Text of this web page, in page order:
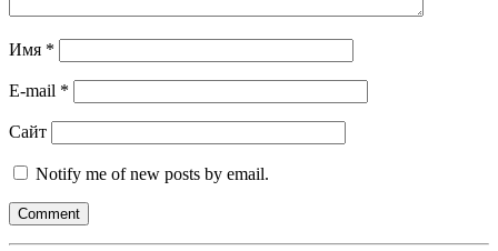
Имя *
E-mail *
Сайт
Notify me of new posts by email.